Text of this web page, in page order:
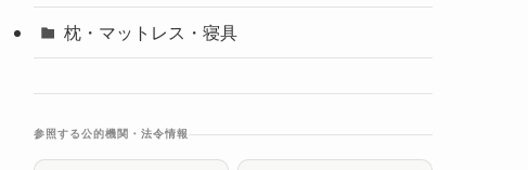
枕・マットレス・寝具
参照する公的機関・法令情報